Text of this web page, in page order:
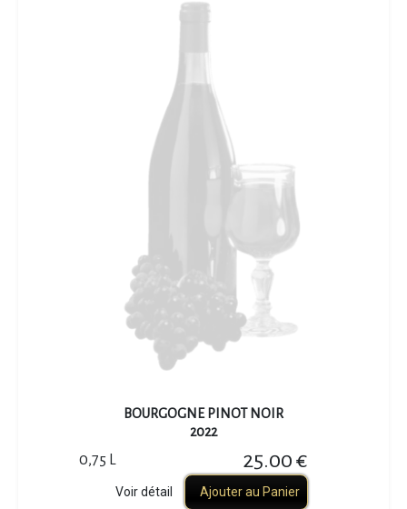
BOURGOGNE PINOT NOIR
2022
0,75 L 25.00 €
Voir détail Ajouter au Panier